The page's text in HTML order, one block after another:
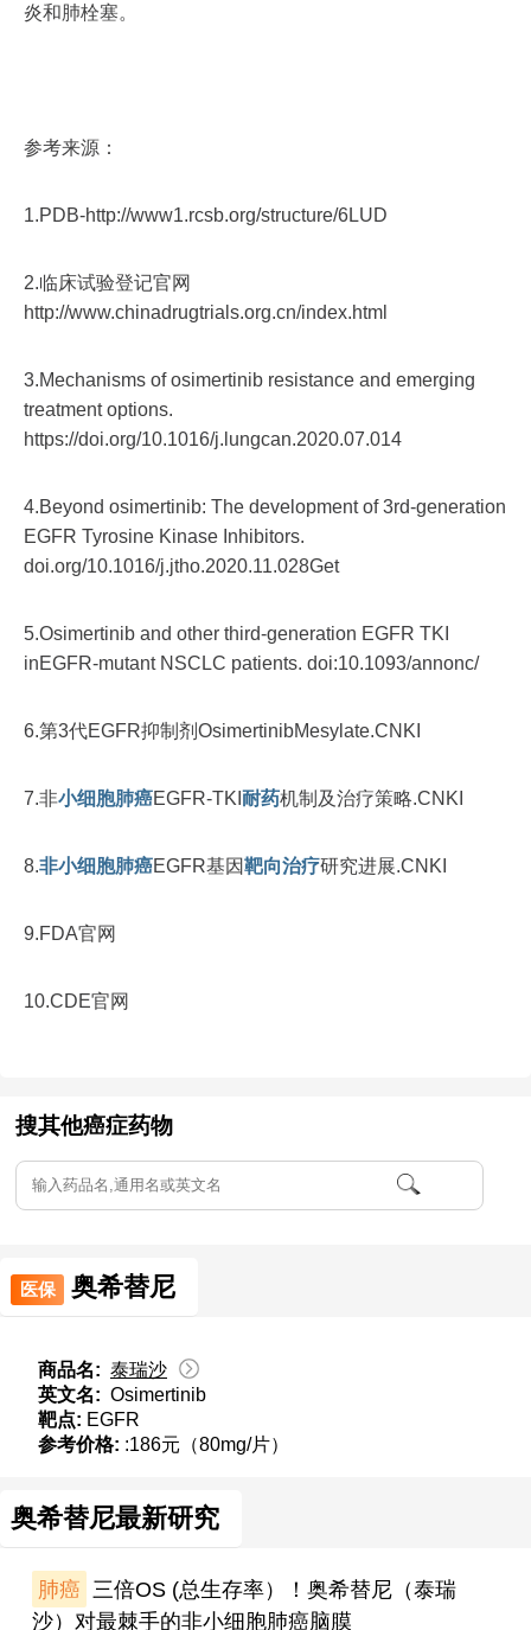
炎和肺栓塞。
参考来源：
1.PDB-http://www1.rcsb.org/structure/6LUD
2.临床试验登记官网
http://www.chinadrugtrials.org.cn/index.html
3.Mechanisms of osimertinib resistance and emerging
treatment options.
https://doi.org/10.1016/j.lungcan.2020.07.014
4.Beyond osimertinib: The development of 3rd-generation
EGFR Tyrosine Kinase Inhibitors.
doi.org/10.1016/j.jtho.2020.11.028Get
5.Osimertinib and other third-generation EGFR TKI
inEGFR-mutant NSCLC patients. doi:10.1093/annonc/
6.第3代EGFR抑制剂OsimertinibMesylate.CNKI
7.非小细胞肺癌EGFR-TKI 耐药机制及治疗策略.CNKI
8.非小细胞肺癌EGFR基因靶向治疗研究进展.CNKI
9.FDA官网
10.CDE官网
搜其他癌症药物
医保 奥希替尼
商品名: 泰瑞沙
英文名: Osimertinib
靶点: EGFR
参考价格: :186元（80mg/片）
奥希替尼最新研究
肺癌 三倍OS (总生存率）！奥希替尼（泰瑞
沙）对最棘手的非小细胞肺癌脑膜